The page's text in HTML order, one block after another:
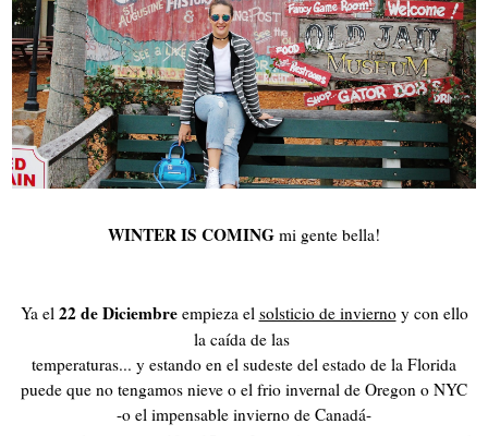
WINTER IS COMING mi gente bella!
Ya el 22 de Diciembreempieza el solsticio de inviernoy con ello
la caída de las
temperaturas... y estando en el sudeste del estado de la Florida
puede que no tengamos nieve o el frio invernal de Oregon o NYC
-o el impensable invierno de Canadá-